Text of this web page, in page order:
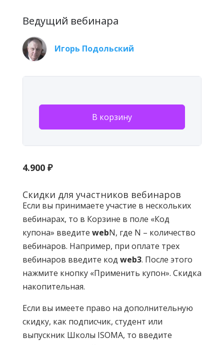
Ведущий вебинара
Игорь Подольский
В корзину
4.900 ₽
Скидки для участников вебинаров
Если вы принимаете участие в нескольких
вебинарах, то в Корзине в поле «Код
купона» введите webN, где N – количество
вебинаров. Например, при оплате трех
вебинаров введите код web3. После этого
нажмите кнопку «Применить купон». Скидка
накопительная.
Если вы имеете право на дополнительную
скидку, как подписчик, студент или
выпускник Школы ISOMA, то введите